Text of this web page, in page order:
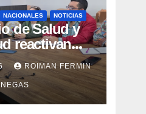
NACIONALES NOTICIAS
de Salud y
reactivan
la vigilancia
y el
ROIMAN FERMIN